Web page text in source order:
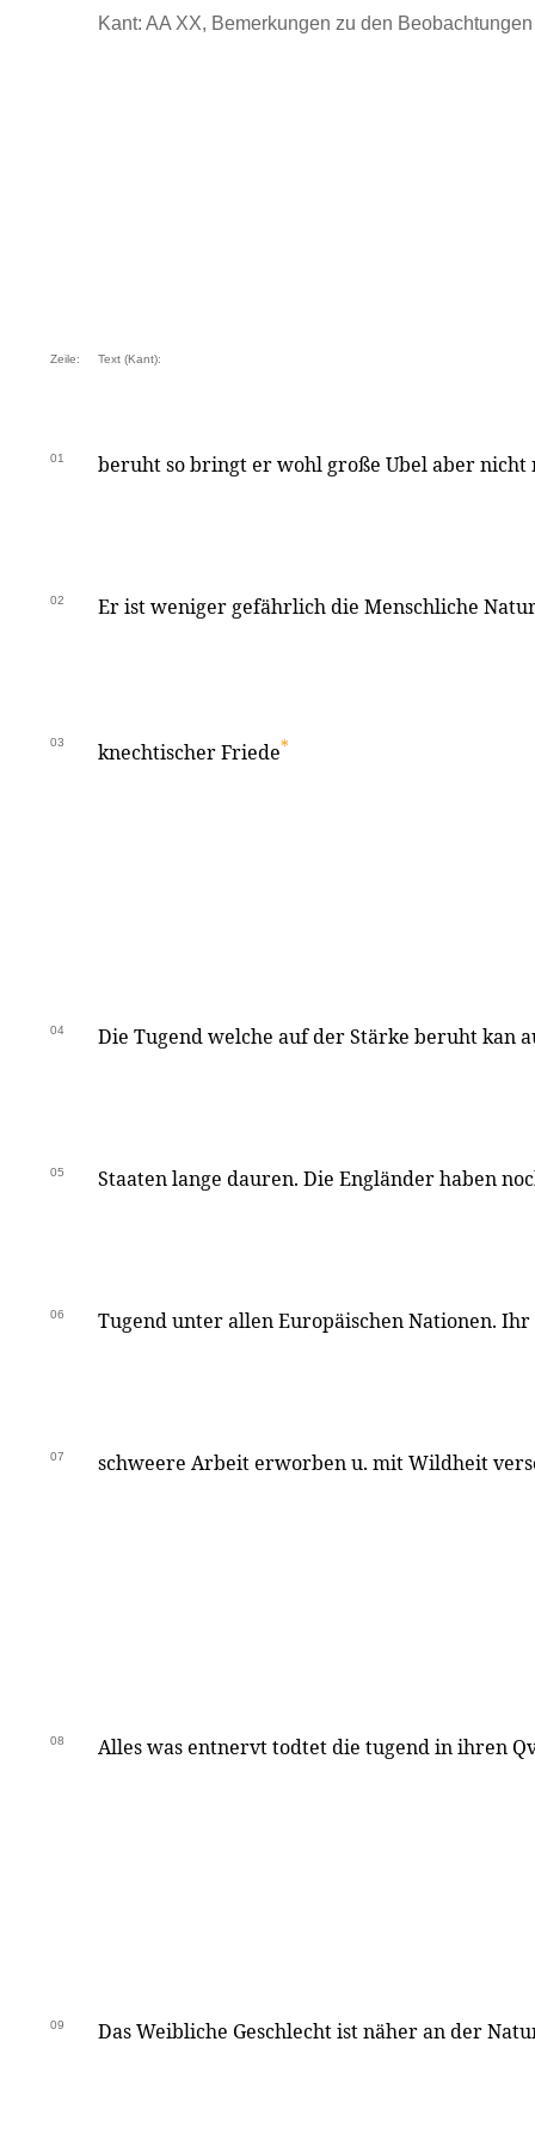
Kant: AA XX, Bemerkungen zu den
Zeile: Text (Kant):
01 beruht so bringt er wohl große Ubel aber
02 Er ist weniger gefährlich die Menschliche
03 knechtischer Friede*
04 Die Tugend welche auf der Stärke beruht kan
05 Staaten lange dauren. Die Engländer haben
06 Tugend unter allen Europäischen Nationen. Ihr
07 schweere Arbeit erworben u. mit Wildheit
08 Alles was entnervt todtet die tugend in ihren
09 Das Weibliche Geschlecht ist näher an der